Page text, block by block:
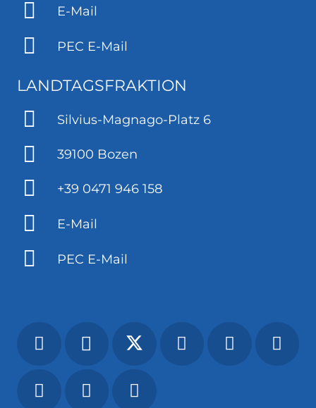
E-Mail
PEC E-Mail
LANDTAGSFRAKTION
Silvius-Magnago-Platz 6
39100 Bozen
+39 0471 946 158
E-Mail
PEC E-Mail